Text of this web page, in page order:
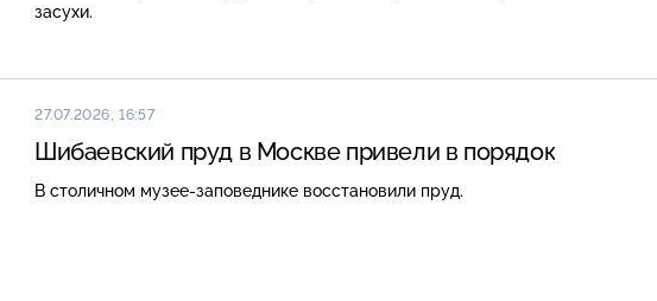
засухи.
27.07.2026, 16:57
Шибаевский пруд в Москве привели в порядок
В столичном музее-заповеднике восстановили пруд.